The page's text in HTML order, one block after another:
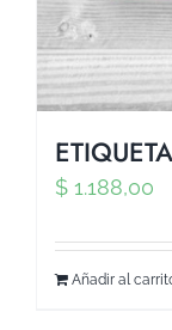
$ 1.188,00
Añadir al